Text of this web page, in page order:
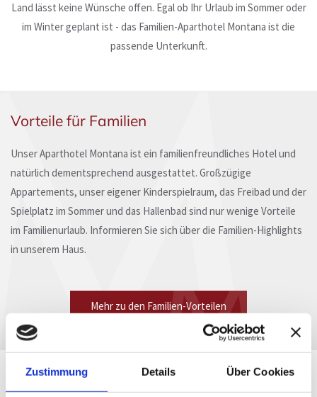
Zustimmung Details Über Cookies
Land lässt keine Wünsche offen. Egal ob Ihr Urlaub im Sommer oder
im Winter geplant ist - das Familien-Aparthotel Montana ist die
passende Unterkunft.
Vorteile für Familien
Unser Aparthotel Montana ist ein familienfreundliches Hotel und
natürlich dementsprechend ausgestattet. Großzügige
Appartements, unser eigener Kinderspielraum, das Freibad und der
Spielplatz im Sommer und das Hallenbad sind nur wenige Vorteile
im Familienurlaub. Informieren Sie sich über die Familien-Highlights
in unserem Haus.
Mehr zu den Familien-Vorteilen
Familienurlaub im Sommer